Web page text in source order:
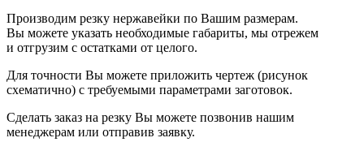
Производим резку нержавейки по Вашим размерам.
Вы можете указать необходимые габариты, мы отрежем
и отгрузим с остатками от целого.
Для точности Вы можете приложить чертеж (рисунок
схематично) с требуемыми параметрами заготовок.
Сделать заказ на резку Вы можете позвонив нашим
менеджерам или отправив заявку.